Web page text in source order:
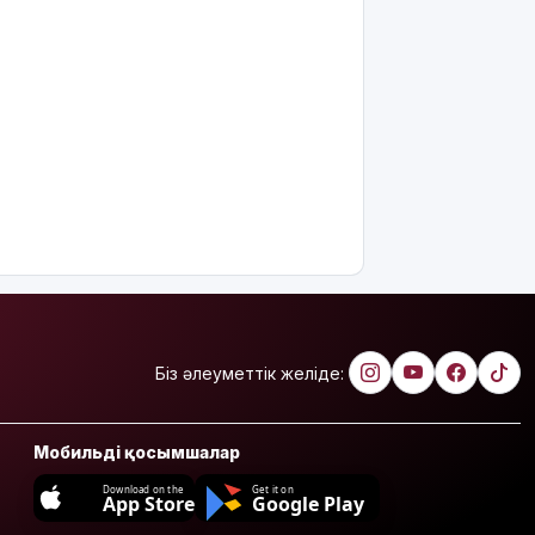
Біз әлеуметтік желіде:
Мобильді қосымшалар
Download on the
App Store
Get it on
Google Play